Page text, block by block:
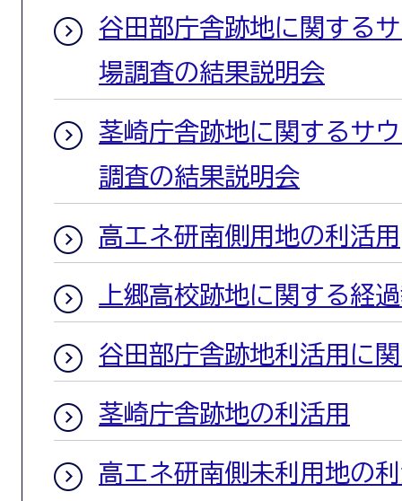
谷田部庁舎跡地に関する
場調査の結果説明会
茎崎庁舎跡地に関するサ
調査の結果説明会
高エネ研南側用地の利活用
上郷高校跡地に関する経
谷田部庁舎跡地利活用に
茎崎庁舎跡地の利活用
高エネ研南側未利用地の